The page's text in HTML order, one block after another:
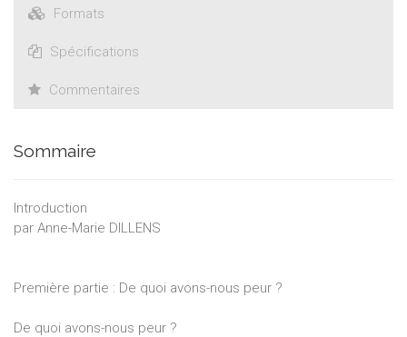
D'où les deux grands axes d'interrogation pris en charge par
philosophiques et religieuses les années académiques 2003-
concerne l'investigation de la spécificité des peurs
proposés aujourd'hui.
Formats
Spécifications
Commentaires
Sommaire
Introduction
par Anne-Marie DILLENS
Première partie : De quoi avons-nous peur ?
De quoi avons-nous peur ?